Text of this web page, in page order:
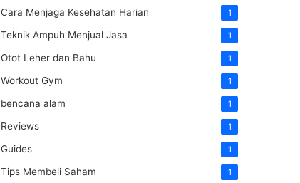
Cara Menjaga Kesehatan Harian 1
Teknik Ampuh Menjual Jasa 1
Otot Leher dan Bahu 1
Workout Gym 1
bencana alam 1
Reviews 1
Guides 1
Tips Membeli Saham 1